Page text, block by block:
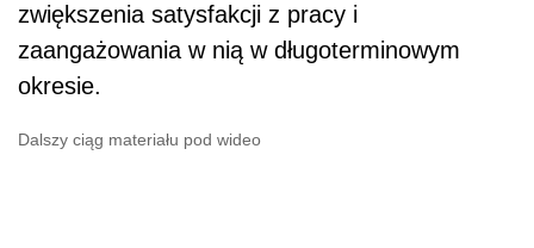
zwiększenia satysfakcji z pracy i
zaangażowania w nią w długoterminowym
okresie.
Dalszy ciąg materiału pod wideo